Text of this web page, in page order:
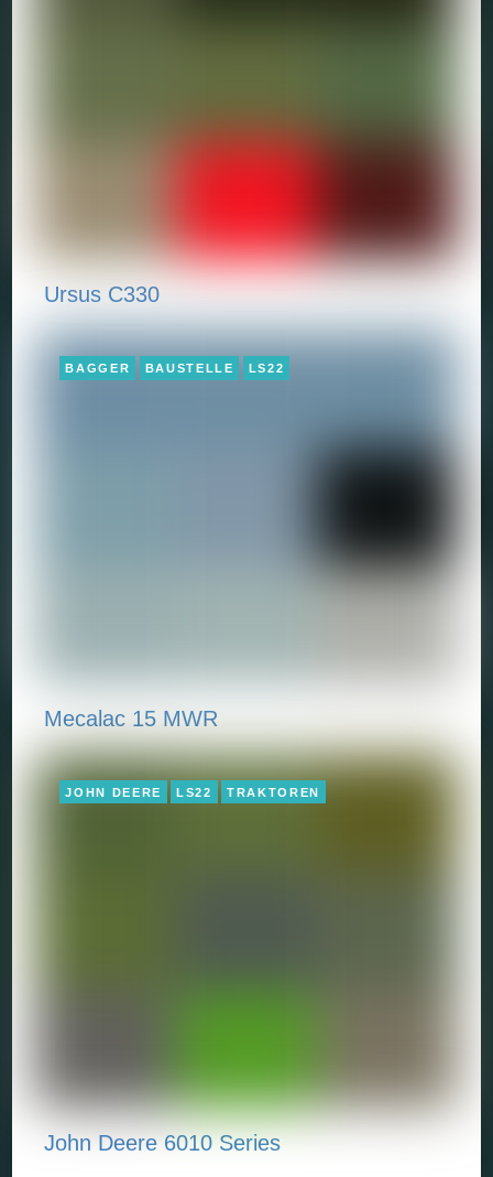
Ursus C330
BAGGER BAUSTELLE LS22
Mecalac 15 MWR
JOHN DEERE LS22 TRAKTOREN
John Deere 6010 Series